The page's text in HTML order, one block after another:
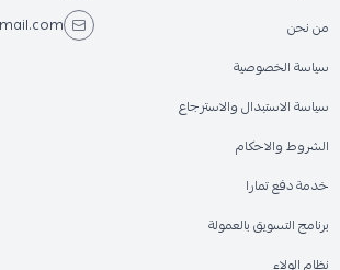
من نحن
سياسة الخصوصية
سياسة الاستبدال والاسترجاع
الشروط والاحكام
خدمة دفع تمارا
برنامج التسويق بالعمولة
نظام الولاء